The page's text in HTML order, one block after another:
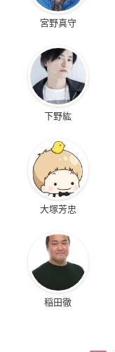
宮野真守
下野紘
大塚芳忠
稲田徹